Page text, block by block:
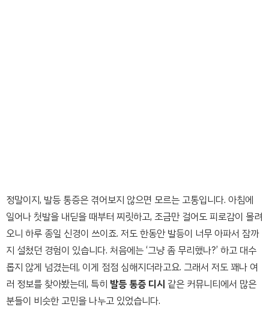
정말이지, 발등 통증은 겪어보지 않으면 모르는 고통입니다. 아침에
일어나 첫발을 내딛을 때부터 찌릿하고, 조금만 걸어도 피로감이 몰려
오니 하루 종일 신경이 쓰이죠. 저도 한동안 발등이 너무 아파서 잠까
지 설쳤던 경험이 있습니다. 처음에는 ‘그냥 좀 무리했나?’ 하고 대수
롭지 않게 넘겼는데, 이게 점점 심해지더라고요. 그래서 저도 꽤나 여
러 정보를 찾아봤는데, 특히 발등 통증 디시 같은 커뮤니티에서 많은
분들이 비슷한 고민을 나누고 있었습니다.